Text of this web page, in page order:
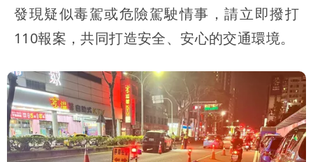
發現疑似毒駕或危險駕駛情事，請立即撥打
110報案，共同打造安全、安心的交通環境。